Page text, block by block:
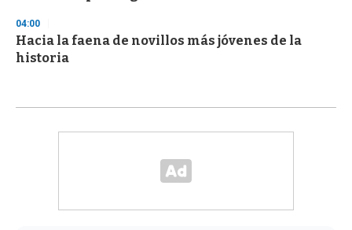
04:00
Hacia la faena de novillos más jóvenes de la
historia